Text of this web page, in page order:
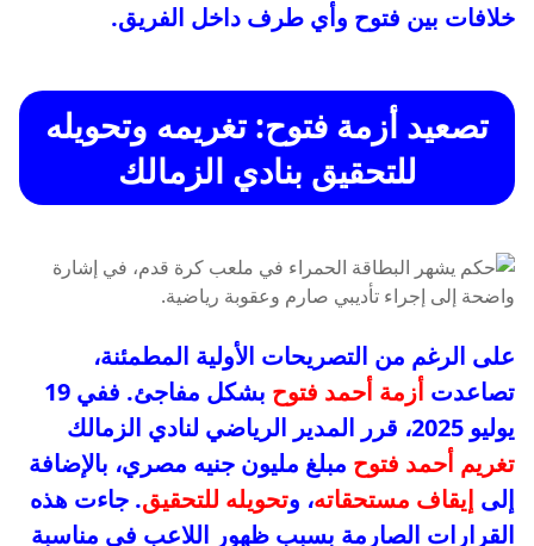
خلافات بين فتوح وأي طرف داخل الفريق.
تصعيد أزمة فتوح: تغريمه وتحويله
للتحقيق بنادي الزمالك
على الرغم من التصريحات الأولية المطمئنة،
تصاعدت أزمة أحمد فتوح
بشكل مفاجئ. ففي 19
يوليو 2025، قرر المدير الرياضي لنادي الزمالك
تغريم أحمد فتوح مبلغ مليون جنيه مصري، بالإضافة
إلى إيقاف مستحقاته، وتحويله للتحقيق. جاءت هذه
القرارات الصارمة بسبب ظهور اللاعب في مناسبة